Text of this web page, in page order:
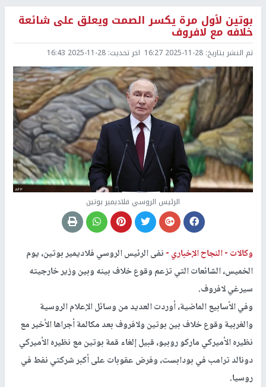
بوتين لأول مرة يكسر الصمت ويعلق على شائعة
خلافه مع لافروف
تم النشر بتاريخ: 2025-11-28 16:27 اخر تحديث: 2025-11-28 16:43
الرئيس الروسي فلاديمير بوتين
وكالات -النجاح الإخباري -نفى الرئيس الروسي فلاديمير بوتين، يوم
الخميس، الشائعات التي تزعم وقوع خلاف بينه وبين وزير خارجيته
سيرغي لافروف.
وفي الأسابيع الماضية، أوردت العديد من وسائل الإعلام الروسية
والغربية وقوع خلاف بين بوتين ولافروف بعد مكالمة أجراها الأخير مع
نظيره الأميركي ماركو روبيو، قبيل إلغاء قمة بوتين مع نظيره الأميركي
دونالد ترامب في بودابست، وفرض عقوبات على أكبر شركتي نفط في
روسيا.